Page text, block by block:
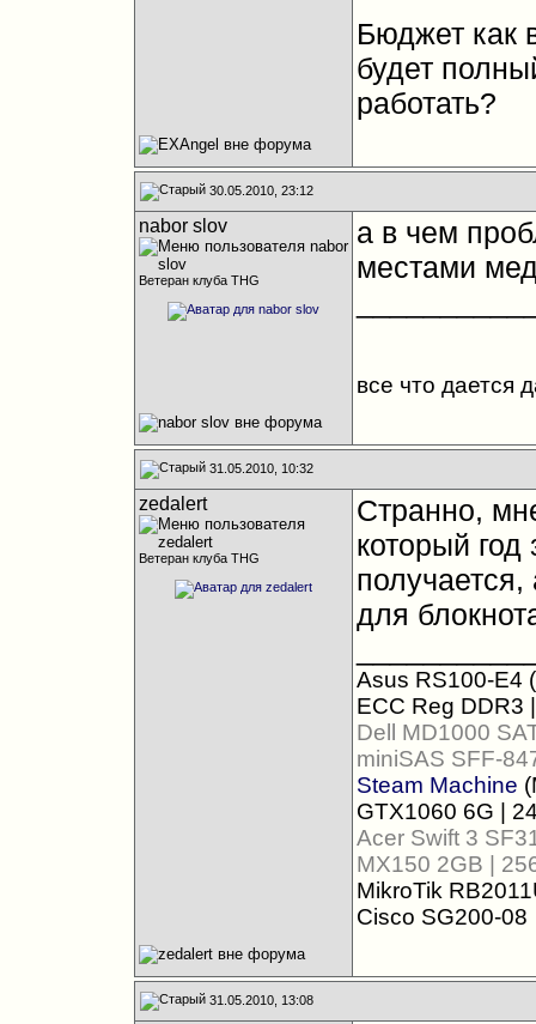
Бюджет как
будет
работать?
30.05.2010, 23:12
nabor slov
Ветеран клуба THG
а в чем
местами
все что дается
31.05.2010, 10:32
zedalert
Ветеран клуба THG
Странно,
который
получается,
для
Asus RS100-E4
ECC Reg DDR3
Dell MD1000
miniSAS SFF-
Steam Machine
GTX1060 6G |
Acer Swift 3
MX150 2GB |
MikroTik
Cisco SG200-08
31.05.2010, 13:08